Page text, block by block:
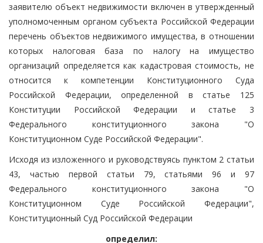
заявителю объект недвижимости включен в утвержденный
уполномоченным органом субъекта Российской Федерации
перечень объектов недвижимого имущества, в отношении
которых налоговая база по налогу на имущество
организаций определяется как кадастровая стоимость, не
относится к компетенции Конституционного Суда
Российской Федерации, определенной в статье 125
Конституции Российской Федерации и статье 3
Федерального конституционного закона "О
Конституционном Суде Российской Федерации".
Исходя из изложенного и руководствуясь пунктом 2 статьи
43, частью первой статьи 79, статьями 96 и 97
Федерального конституционного закона "О
Конституционном Суде Российской Федерации",
Конституционный Суд Российской Федерации
определил: